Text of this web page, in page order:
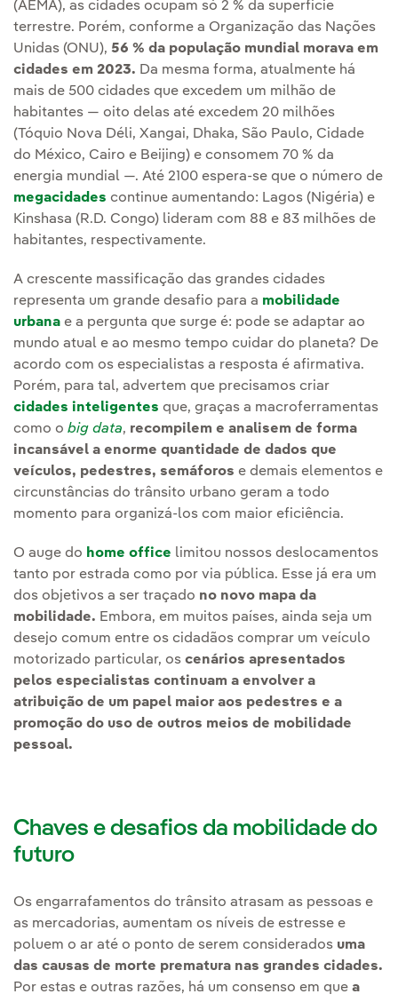
(AEMA), as cidades ocupam só 2 % da superfície
terrestre. Porém, conforme a Organização das Nações
Unidas (ONU), 56 % da população mundial morava em
cidades em 2023. Da mesma forma, atualmente há
mais de 500 cidades que excedem um milhão de
habitantes — oito delas até excedem 20 milhões
(Tóquio Nova Déli, Xangai, Dhaka, São Paulo, Cidade
do México, Cairo e Beijing) e consomem 70 % da
energia mundial —. Até 2100 espera-se que o número de
megacidades continue aumentando: Lagos (Nigéria) e
Kinshasa (R.D. Congo) lideram com 88 e 83 milhões de
habitantes, respectivamente.
A crescente massificação das grandes cidades
representa um grande desafio para a mobilidade
urbana e a pergunta que surge é: pode se adaptar ao
mundo atual e ao mesmo tempo cuidar do planeta? De
acordo com os especialistas a resposta é afirmativa.
Porém, para tal, advertem que precisamos criar
cidades inteligentes que, graças a macroferramentas
como o big data, recompilem e analisem de forma
incansável a enorme quantidade de dados que
veículos, pedestres, semáforos e demais elementos e
circunstâncias do trânsito urbano geram a todo
momento para organizá-los com maior eficiência.
O auge do home office limitou nossos deslocamentos
tanto por estrada como por via pública. Esse já era um
dos objetivos a ser traçado no novo mapa da
mobilidade. Embora, em muitos países, ainda seja um
desejo comum entre os cidadãos comprar um veículo
motorizado particular, os cenários apresentados
pelos especialistas continuam a envolver a
atribuição de um papel maior aos pedestres e a
promoção do uso de outros meios de mobilidade
pessoal.
Chaves e desafios da mobilidade do
futuro
Os engarrafamentos do trânsito atrasam as pessoas e
as mercadorias, aumentam os níveis de estresse e
poluem o ar até o ponto de serem considerados uma
das causas de morte prematura nas grandes cidades.
Por estas e outras razões, há um consenso em que a